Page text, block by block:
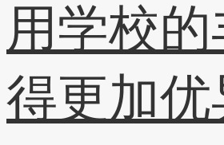
用学校
得更加